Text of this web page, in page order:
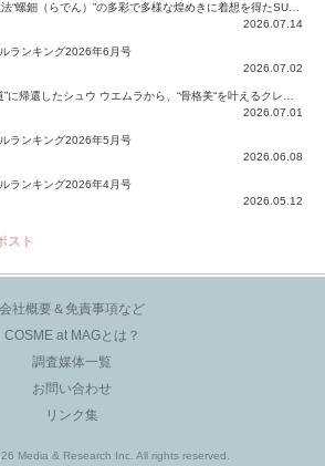
神秘的な輝きを秘めた技法“螺鈿（らでん）”の多彩で多様な煌めきに着想を得たSUQQUの2026 秋 カラーコレクションから登場するのは、艶然と輝くアイシャドウや偏光パールを配したフェイスカラー、繊細なパールの煌めくネイル、そしてそれらを際立てる“朧げな艶”を秘めた新リクイドリップ「ブラー リクイド リップ」。強さを秘めたまろやかな洗練の表情に。
2026.07.14
ランキング2026年6月号
2026.07.02
ブランド発祥の地“表参道”に帰還したシュウ ウエムラから、“骨格美“を叶えるクレヨンタイプのフェイスカラー「スカルプト クレヨン」と、ブランド初のリノベーションで進化した名品アイブロウ「ハード フォーミュラ ハード 10」が登場！
2026.07.01
ランキング2026年5月号
2026.06.08
ランキング2026年4月号
2026.05.12
スト
会社概要＆免責事項など
COSME at MAGとは？
調査媒体一覧
お問い合わせ
リンク集
Media & Research Inc. All rights reserved.